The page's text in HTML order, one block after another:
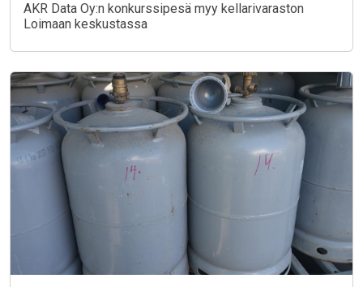
AKR Data Oy:n konkurssipesä myy kellarivaraston
Loimaan keskustassa